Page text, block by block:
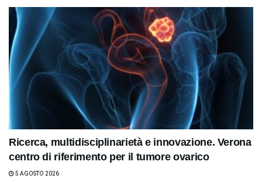
Ricerca, multidisciplinarietà e innovazione. Verona
centro di riferimento per il tumore ovarico
5 AGOSTO 2026